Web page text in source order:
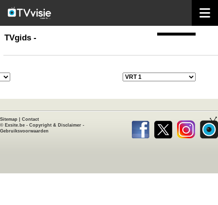
TVgids
TVgids -
Sitemap
Contact
© Exsite.be - Copyright & Disclaimer -
Gebruiksvoorwaarden